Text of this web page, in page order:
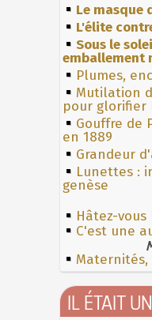
Le masque
L'élite
Sous le
emballement
Plumes,
Mutilation
pour glorifier
Gouffre de
en 1889
Grandeur
Lunettes :
genèse
Hâtez-
C'est une
IL ÉTAIT